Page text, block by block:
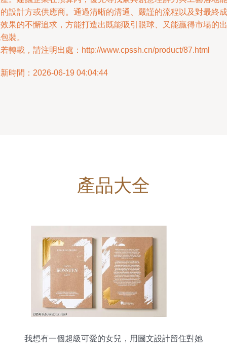
設計方或供應商。通過清晰的溝通、嚴謹的流程以及對最終成
果的不懈追求，方能打造出既能吸引眼球、又能贏得市場的出
裝。
轉載，請注明出處：http://www.cpssh.cn/product/87.html
時間：2026-06-19 04:04:44
產品大全
我想有一個超級可愛的女兒，用圖文設計留住對她